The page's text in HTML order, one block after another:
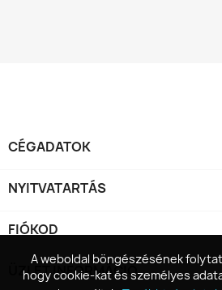
A weboldal böngészésének
hogy cookie-kat és személyes
CÉGADATOK
NYITVATARTÁS
FIÓKOD
ÜZLET INFORMÁCIÓ
A weboldal böngészésének
hogy cookie-kat és személyes